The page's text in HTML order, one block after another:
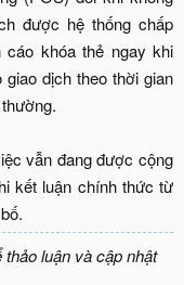
được hệ thống chấp
khóa thẻ ngay khi
dịch theo thời gian
vẫn đang được cộng
kết luận chính thức từ
luận và cập nhật